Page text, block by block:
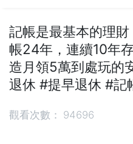
記帳是最基本的理
帳24年，連續10年
造月領5萬到處玩的
退休 #提早退休 #記
觀看次數： 94696